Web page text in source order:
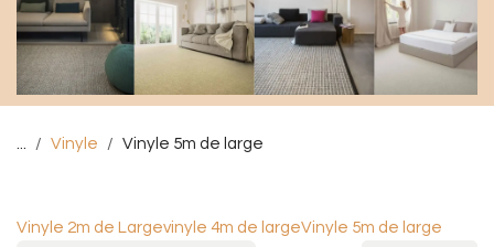
Vinyle Vinyle 5m de large
Vinyle 2m de Largevinyle 4m de largeVinyle 5m de large